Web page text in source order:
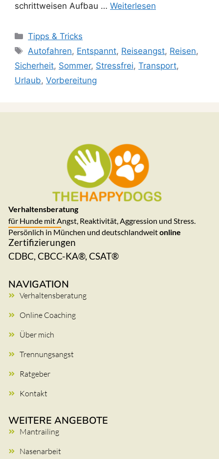
schrittweisen Aufbau … Weiterlesen
Tipps & Tricks
Autofahren, Entspannt, Reiseangst, Reisen,
Sicherheit, Sommer, Stressfrei, Transport,
Urlaub, Vorbereitung
Verhaltensberatung
für Hunde mit Angst, Reaktivität, Aggression und Stress.
Persönlich in München und deutschlandweitonline
Zertifizierungen
CDBC, CBCC-KA®, CSAT®
NAVIGATION
Verhaltensberatung
Online Coaching
Über mich
Trennungsangst
Ratgeber
Kontakt
WEITERE ANGEBOTE
Mantrailing
Nasenarbeit